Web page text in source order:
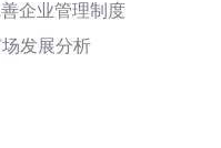
企业管理制度
发展分析